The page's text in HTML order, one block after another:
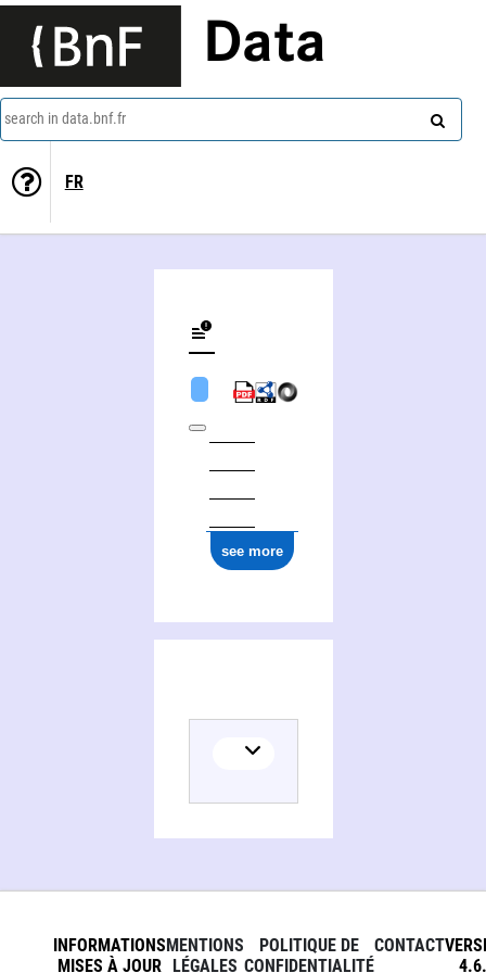
Data
search in data.bnf.fr
FR
see more
INFORMATIONS
MISES À JOUR
MENTIONS
LÉGALES
POLITIQUE DE
CONFIDENTIALITÉ
CONTACT